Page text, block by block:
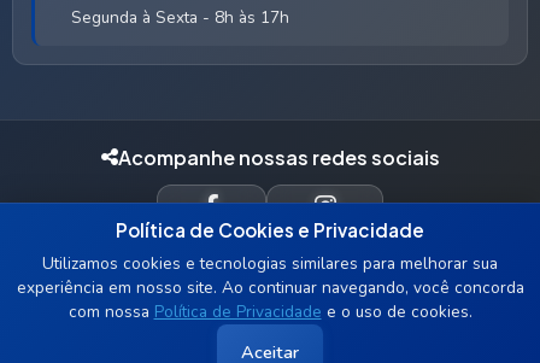
Política de Cookies e Privacidade
Utilizamos cookies e tecnologias similares para melhorar sua
experiência em nosso site. Ao continuar navegando, você concorda
com nossa Política de Privacidade e o uso de cookies.
Aceitar
Segunda à Sexta - 8h às 17h
Acompanhe nossas redes sociais
FACEBOOK INSTAGRAM
© 2026 Prefeitura Municipal de Morros - MA. Todos os direitos